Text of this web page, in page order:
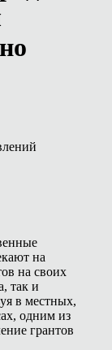
на
на своих
так и
в местных,
одним из
грантов